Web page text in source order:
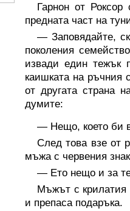
Гарнон от
предната част на
— Заповядайте,
поколения
извади един тежък
каишката на ръчния
от другата страна
думите:
— Нещо, което би
След това взе от
мъжа с червения
— Ето нещо и за
Мъжът с крилатия
и препаса подаръка.